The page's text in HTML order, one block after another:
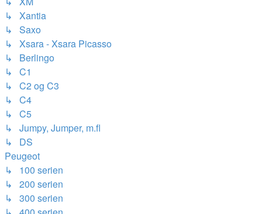
↳ Xantia
↳ Saxo
↳ Xsara - Xsara Picasso
↳ Berlingo
↳ C1
↳ C2 og C3
↳ C4
↳ C5
↳ Jumpy, Jumper, m.fl
↳ DS
Peugeot
↳ 100 serien
↳ 200 serien
↳ 300 serien